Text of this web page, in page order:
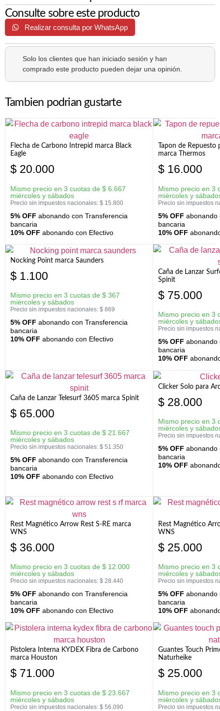
Consulte sobre este producto
Realizar consulta por WhatsApp
Solo los clientes que han iniciado sesión y han
comprado este producto pueden dejar una opinión.
Tambien podrian gustarte
Flecha de Carbono Intrepid marca Black
Eagle
$ 20.000
Mismo precio en 3 cuotas de $ 6.667
miércoles y sábados
Precio sin impuestos nacionales: $ 15.800
5% OFF abonando con Transferencia
bancaria
10% OFF abonando con Efectivo
Tapon de Repuesto
marca Thermos
$ 16.000
Mismo precio en 3
miércoles y
Precio sin impuestos
5% OFF abonando
bancaria
10% OFF
Nocking Point marca Saunders
$ 1.100
Mismo precio en 3 cuotas de $ 367
miércoles y sábados
Precio sin impuestos nacionales: $ 869
5% OFF abonando con Transferencia
bancaria
10% OFF abonando con Efectivo
Caña de Lanzar
Spinit
$ 75.000
Mismo precio en 3
miércoles y
Precio sin impuestos
5% OFF abonando
bancaria
10% OFF
Caña de Lanzar Telesurf 3605 marca Spinit
$ 65.000
Mismo precio en 3 cuotas de $ 21.667
miércoles y sábados
Precio sin impuestos nacionales: $ 51.350
5% OFF abonando con Transferencia
bancaria
10% OFF abonando con Efectivo
Clicker Solo para
$ 28.000
Mismo precio en 3
miércoles y
Precio sin impuestos
5% OFF abonando
bancaria
10% OFF
Rest Magnético Arrow Rest S-RE marca
WNS
$ 36.000
Mismo precio en 3 cuotas de $ 12.000
miércoles y sábados
Precio sin impuestos nacionales: $ 28.440
5% OFF abonando con Transferencia
bancaria
10% OFF abonando con Efectivo
Rest Magnético
WNS
$ 25.000
Mismo precio en 3
miércoles y
Precio sin impuestos
5% OFF abonando
bancaria
10% OFF
Pistolera Interna KYDEX Fibra de Carbono
marca Houston
$ 71.000
Mismo precio en 3 cuotas de $ 23.667
miércoles y sábados
Precio sin impuestos nacionales: $ 56.090
Guantes Touch
Naturheike
$ 25.000
Mismo precio en 3
miércoles y
Precio sin impuestos